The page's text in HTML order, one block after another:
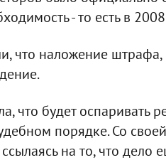
- то есть в 2008
что наложение штрафа,
что будет оспаривать
порядке. Со
на то, что дело